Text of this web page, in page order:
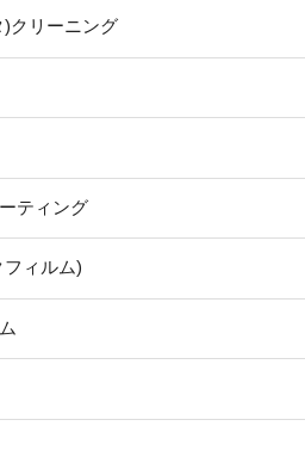
クリーニング
ティング
フィルム)